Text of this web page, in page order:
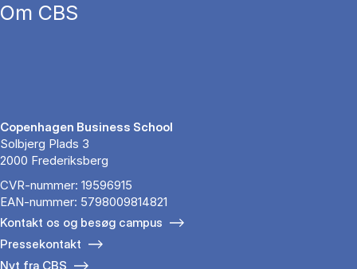
Om CBS
Copenhagen Business School
Solbjerg Plads 3
2000 Frederiksberg
CVR-nummer: 19596915
EAN-nummer: 5798009814821
Kontakt os og besøg campus
Pressekontakt
Nyt fra CBS